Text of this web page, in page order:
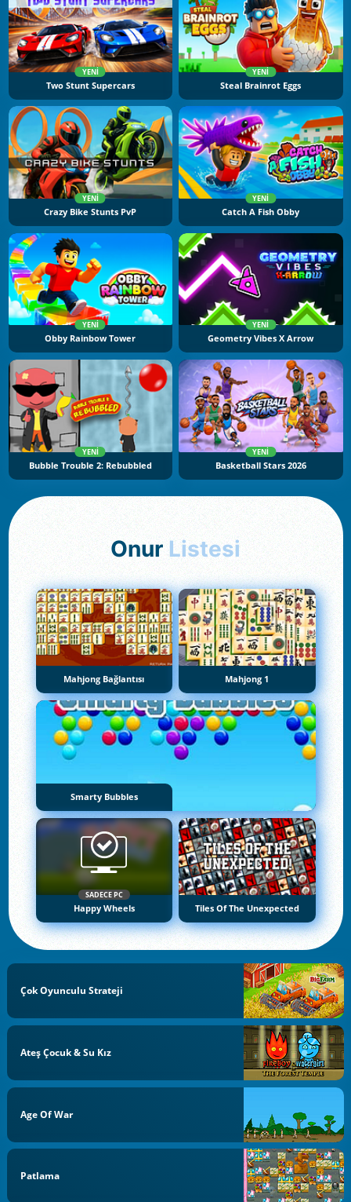
YENI
Two Stunt Supercars
YENI
Steal Brainrot Eggs
YENI
Crazy Bike Stunts PvP
YENI
Catch A Fish Obby
YENI
Obby Rainbow Tower
YENI
Geometry Vibes X Arrow
YENI
Bubble Trouble 2: Rebubbled
YENI
Basketball Stars 2026
Onur Listesi
Mahjong Bağlantısı Mahjong 1
Smarty Bubbles
SADECE PC
Happy Wheels Tiles Of The Unexpected
Çok Oyunculu Strateji
Ateş Çocuk & Su Kız
Age Of War
Patlama